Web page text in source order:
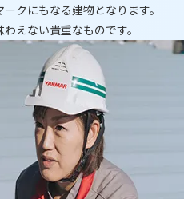
クにもなる建物となります。
えない貴重なものです。